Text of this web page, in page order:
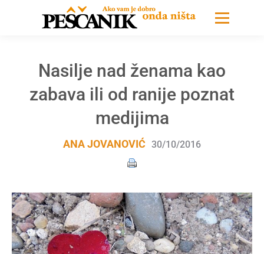
Nasilje nad ženama kao
zabava ili od ranije poznat
medijima
ANA JOVANOVIĆ 30/10/2016